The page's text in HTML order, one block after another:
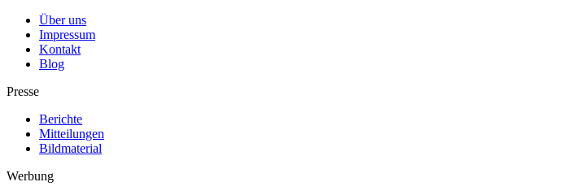
Über uns
Impressum
Kontakt
Blog
Presse
Berichte
Mitteilungen
Bildmaterial
Werbung